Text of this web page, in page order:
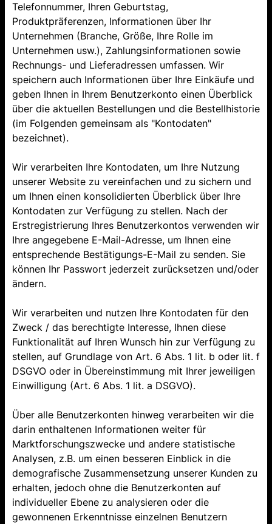
Telefonnummer, Ihren Geburtstag,
Produktpräferenzen, Informationen über Ihr
Unternehmen (Branche, Größe, Ihre Rolle im
Unternehmen usw.), Zahlungsinformationen sowie
Rechnungs- und Lieferadressen umfassen. Wir
speichern auch Informationen über Ihre Einkäufe und
geben Ihnen in Ihrem Benutzerkonto einen Überblick
über die aktuellen Bestellungen und die Bestellhistorie
(im Folgenden gemeinsam als "Kontodaten"
bezeichnet).
Wir verarbeiten Ihre Kontodaten, um Ihre Nutzung
unserer Website zu vereinfachen und zu sichern und
um Ihnen einen konsolidierten Überblick über Ihre
Kontodaten zur Verfügung zu stellen. Nach der
Erstregistrierung Ihres Benutzerkontos verwenden wir
Ihre angegebene E-Mail-Adresse, um Ihnen eine
entsprechende Bestätigungs-E-Mail zu senden. Sie
können Ihr Passwort jederzeit zurücksetzen und/oder
ändern.
Wir verarbeiten und nutzen Ihre Kontodaten für den
Zweck / das berechtigte Interesse, Ihnen diese
Funktionalität auf Ihren Wunsch hin zur Verfügung zu
stellen, auf Grundlage von Art. 6 Abs. 1 lit. b oder lit. f
DSGVO oder in Übereinstimmung mit Ihrer jeweiligen
Einwilligung (Art. 6 Abs. 1 lit. a DSGVO).
Über alle Benutzerkonten hinweg verarbeiten wir die
darin enthaltenen Informationen weiter für
Marktforschungszwecke und andere statistische
Analysen, z.B. um einen besseren Einblick in die
demografische Zusammensetzung unserer Kunden zu
erhalten, jedoch ohne die Benutzerkonten auf
individueller Ebene zu analysieren oder die
gewonnenen Erkenntnisse einzelnen Benutzern